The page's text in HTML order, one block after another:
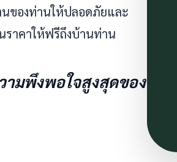
ของท่านให้ปลอดภัยและ
ราคาให้ฟรีถึงบ้านท่าน
มพึงพอใจสูงสุดของ